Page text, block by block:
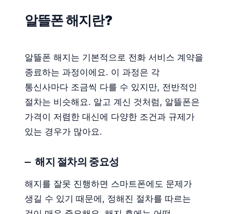
알뜰폰 해지란?
알뜰폰 해지는 기본적으로 전화 서비스 계약을
종료하는 과정이에요. 이 과정은 각
통신사마다 조금씩 다를 수 있지만, 전반적인
절차는 비슷해요. 알고 계신 것처럼, 알뜰폰은
가격이 저렴한 대신에 다양한 조건과 규제가
있는 경우가 많아요.
해지 절차의 중요성
해지를 잘못 진행하면 스마트폰에도 문제가
생길 수 있기 때문에, 정해진 절차를 따르는